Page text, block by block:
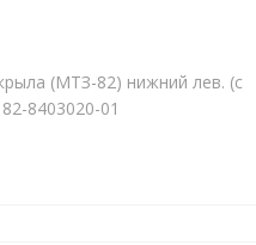
(МТЗ-82) нижний лев. (с
8403020-01